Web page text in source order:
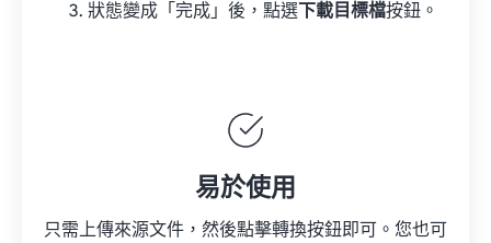
狀態變成「完成」後，點選 下載目標檔按鈕。
易於使用
只需上傳來源文件，然後點擊轉換按鈕即可。您也可